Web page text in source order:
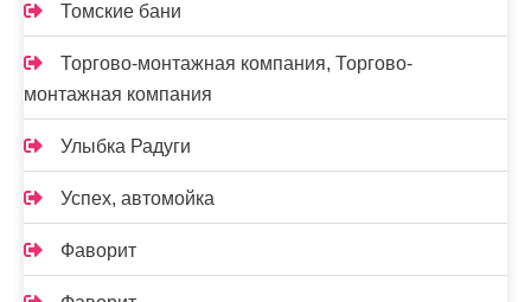
Томские бани
Торгово-монтажная компания, Торгово-
монтажная компания
Улыбка Радуги
Успех, автомойка
Фаворит